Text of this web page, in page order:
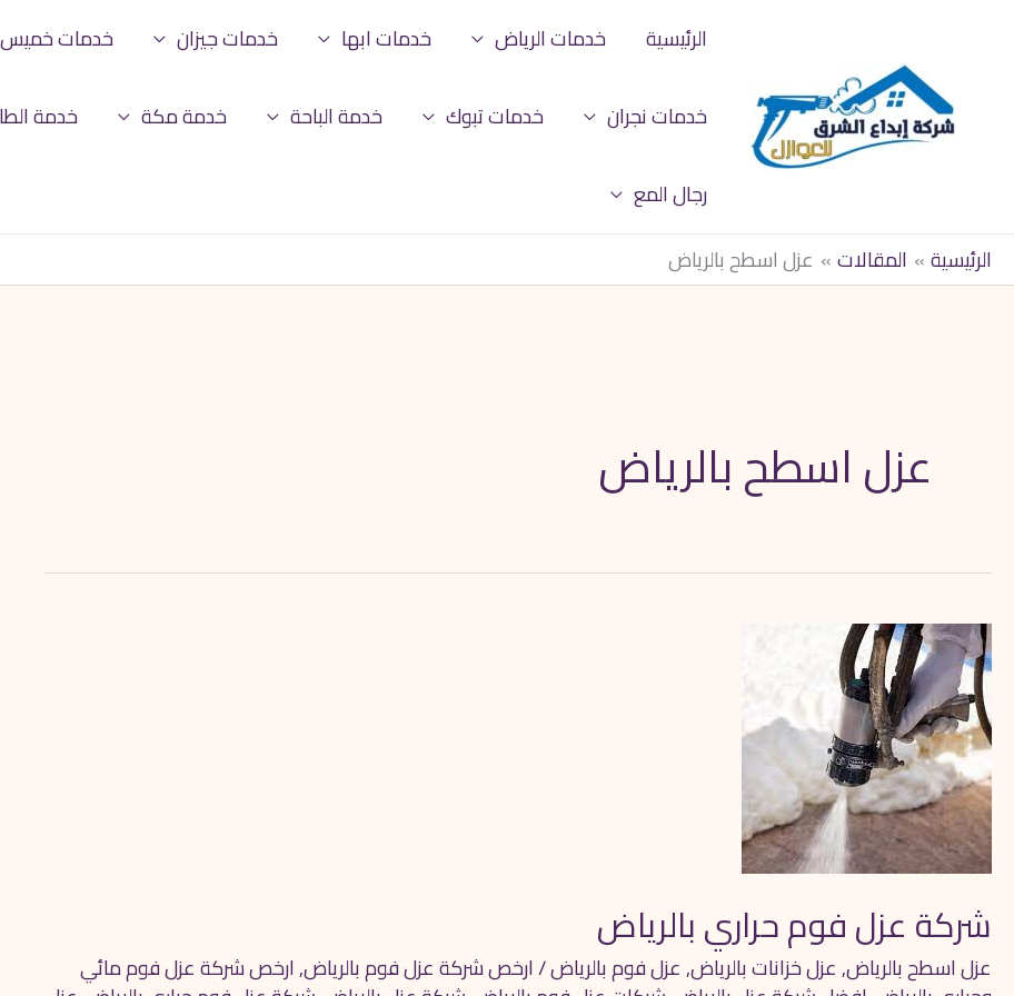
المحتوى
الرئيسية خدمات الرياض خدمات ابها خدمات جيزان خدمات
خدمات نجران خدمات تبوك خدمة الباحة خدمة مكة خدمة
رجال المع
الرئيسية
المقالات عزل اسطح بالرياض
عزل اسطح بالرياض
شركة عزل فوم حراري بالرياض
عزل اسطح بالرياض,عزل خزانات بالرياض,عزل فوم بالرياض/ارخص شركة عزل فوم بالرياض,ارخص شركة عزل فوم مائي
شركة
عزل
فوم
حراري
بالرياض